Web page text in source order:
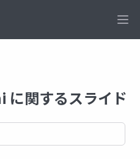
に関するスライド